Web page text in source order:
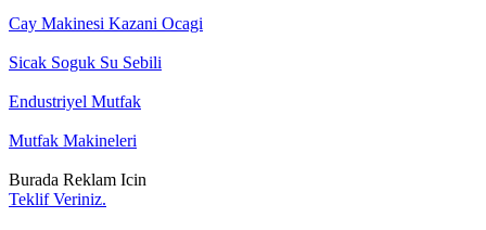
Cay Makinesi Kazani Ocagi
Sicak Soguk Su Sebili
Endustriyel Mutfak
Mutfak Makineleri
Burada Reklam Icin
Teklif Veriniz.